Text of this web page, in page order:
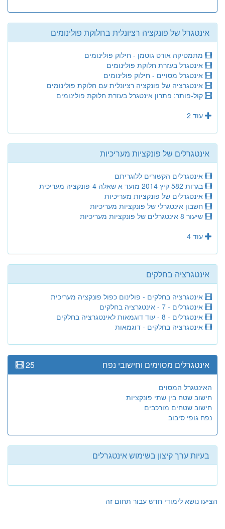
אינטגרל של פונקציה רציונלית בחלוקת פולינומים
מתמטיקה אורט גוטמן - חילוק פולינומים
אינטגרל בעזרת חלוקת פולינומים
אינטגרל מסויים - חילוק פולינומים
אינטגרציה של פונקציה רציונלית עם חלוקת פולינומים
קול-פותר: פתרון אינטגרל בעזרת חלוקת פולינומים
עוד 2
אינטגרלים של פונקציות מעריכיות
אינטגרלים הקשורים ללוגריתם
בגרות 582 קיץ 2014 מועד א שאלה 4-פונקציה מעריכית
אינטגרלים של פונקציות מעריכיות
חשבון אינטגרלי של פונקציות מעריכיות
שיעור 8 אינטגרלים של פונקציות מעריכיות
עוד 4
אינטגרציה בחלקים
אינטגרציה בחלקים - פולינום כפול פונקציה מעריכית
אינטגרלים - 7 - אינטגרציה בחלקים
אינטגרלים - 8 - עוד דוגמאות לאינטגרציה בחלקים
אינטגרציה בחלקים - דוגמאות
אינטגרלים מסוימים וחישובי נפח 25
האינטגרל המסוים
חישוב שטח בין שתי פונקציות
חישוב שטחים מורכבים
נפח גופי סיבוב
בעיות ערך קיצון בשימוש אינטגרלים
הציעו נושא לימודי חדש עבור תחום זה